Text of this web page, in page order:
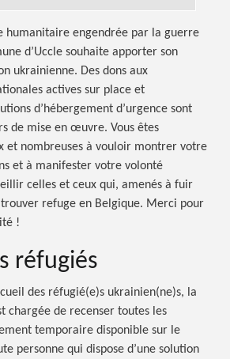
humanitaire engendrée par la guerre
d’Uccle souhaite apporter son
ukrainienne. Des dons aux
actives sur place et
d’hébergement d’urgence sont
de mise en œuvre. Vous êtes
et nombreuses à vouloir montrer votre
et à manifester votre volonté
celles et ceux qui, amenés à fuir
refuge en Belgique. Merci pour
!
réfugiés
des réfugié(e)s ukrainien(ne)s, la
chargée de recenser toutes les
temporaire disponible sur le
personne qui dispose d’une solution